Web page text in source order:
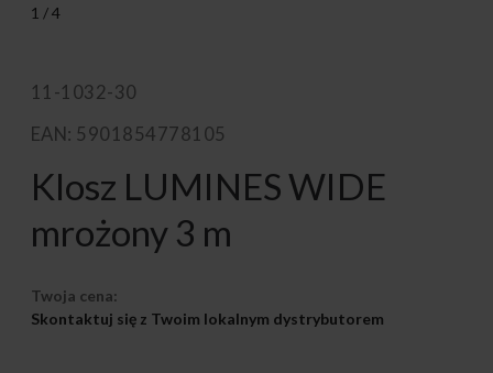
1 /4
11-1032-30
EAN: 5901854778105
Klosz LUMINES WIDE
mrożony 3 m
Twoja cena:
Skontaktuj się z Twoim lokalnym dystrybutorem